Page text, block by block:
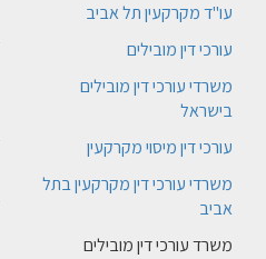
עו"ד מקרקעין תל אביב
עורכי דין מובילים
משרדי עורכי דין מובילים
בישראל
עורכי דין מיסוי מקרקעין
משרדי עורכי דין מקרקעין בתל
אביב
משרד עורכי דין מובילים